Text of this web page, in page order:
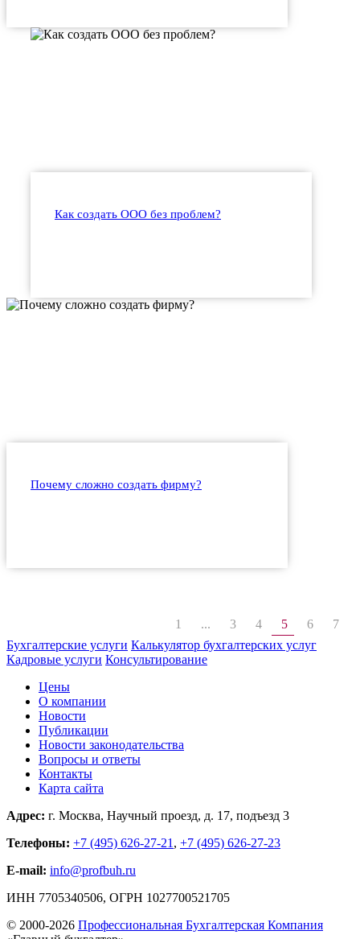
Как создать ООО без проблем?
Почему сложно создать фирму?
1 ... 3 4 5 6
7
Бухгалтерские услуги Калькулятор бухгалтерских услуг
Кадровые услуги Консультирование
Цены
О компании
Новости
Публикации
Новости законодательства
Вопросы и ответы
Контакты
Карта сайта
Адрес: г. Москва, Научный проезд, д. 17, подъезд 3
Телефоны: +7 (495) 626-27-21 , +7 (495) 626-27-23
E-mail: info@profbuh.ru
ИНН 7705340506, ОГРН 1027700521705
© 2000-2026 Профессиональная Бухгалтерская Компания